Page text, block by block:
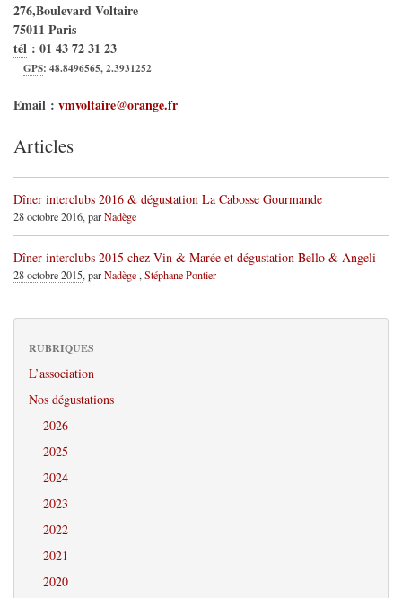
276,Boulevard Voltaire
75011 Paris
tél : 01 43 72 31 23
GPS:48.8496565,2.3931252
Email : vmvoltaire@orange.fr
Articles
Dîner interclubs 2016 & dégustation La Cabosse Gourmande
28 octobre 2016, parNadège
Dîner interclubs 2015 chez Vin & Marée et dégustation Bello & Angeli
28 octobre 2015, parNadège , Stéphane Pontier
RUBRIQUES
L’association
Nos dégustations
2026
2025
2024
2023
2022
2021
2020